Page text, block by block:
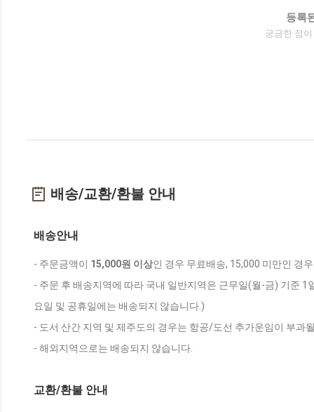
등록
궁금한 점
배송/교환/환불 안내
배송안내
- 주문금액이 15,000원 이상인 경우 무료배송, 15,000 미만인 경
- 주문 후 배송지역에 따라 국내 일반지역은 근무일(월-금) 기준
요일 및 공휴일에는 배송되지 않습니다.)
- 도서 산간 지역 및 제주도의 경우는 항공/도선 추가운임이 부과
- 해외지역으로는 배송되지 않습니다.
교환/환불 안내